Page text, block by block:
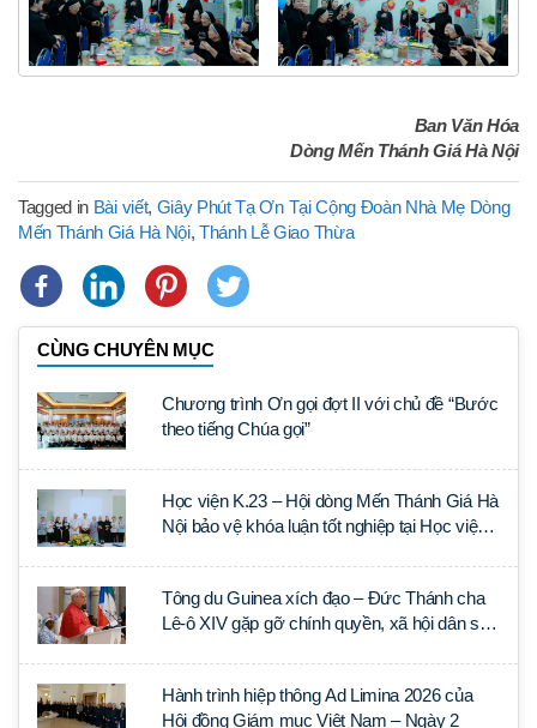
Ban Văn Hóa
Dòng Mến Thánh Giá Hà Nội
Tagged in Bài viết, Giây Phút Tạ Ơn Tại Cộng Đoàn Nhà Mẹ Dòng
Mến Thánh Giá Hà Nội, Thánh Lễ Giao Thừa
CÙNG CHUYÊN MỤC
Chương trình Ơn gọi đợt II với chủ đề “Bước
theo tiếng Chúa gọi”
Học viện K.23 – Hội dòng Mến Thánh Giá Hà
Nội bảo vệ khóa luận tốt nghiệp tại Học viện
Tông du Guinea xích đạo – Đức Thánh cha
Lê-ô XIV gặp gỡ chính quyền, xã hội dân sự
Hành trình hiệp thông Ad Limina 2026 của
Hội đồng Giám mục Việt Nam – Ngày 2